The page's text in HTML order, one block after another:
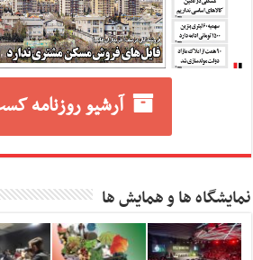
آرشیو روزنامه
نمایشگاه ها و همایش ها